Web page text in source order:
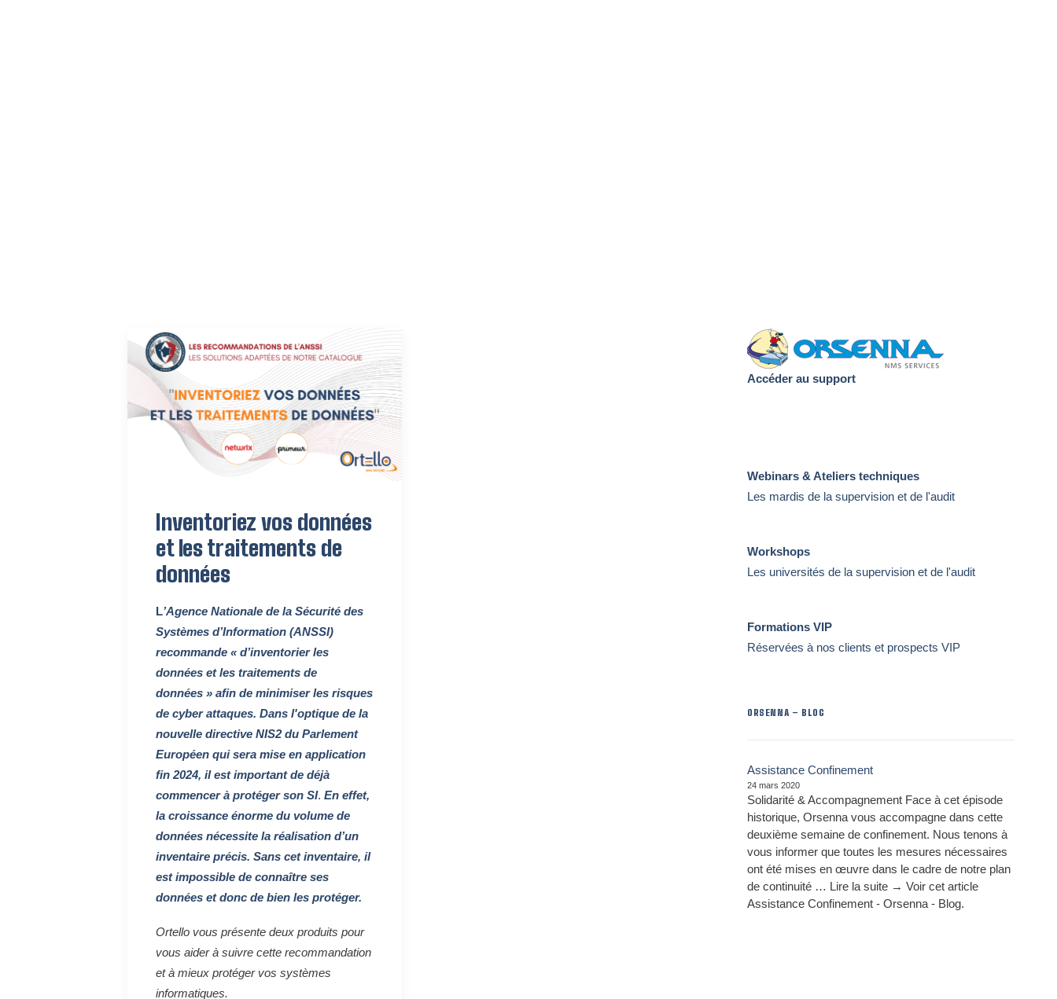
Inventoriez vos données
et les traitements de
données
L’Agence Nationale de la Sécurité des
Systèmes d’Information (ANSSI)
recommande « d’inventorier les
données et les traitements de
données » afin de minimiser les risques
de cyber attaques. Dans l'optique de la
nouvelle directive NIS2 du Parlement
Européen qui sera mise en application
fin 2024, il est important de déjà
commencer à protéger son SI. En effet,
la croissance énorme du volume de
données nécessite la réalisation d’un
inventaire précis. Sans cet inventaire, il
est impossible de connaître ses
données et donc de bien les protéger.
Ortello vous présente deux produits pour
vous aider à suivre cette recommandation
et à mieux protéger vos systèmes
informatiques.
Accéder au support
Webinars & Ateliers techniques
Les mardis de la supervision et de l'audit
Workshops
Les universités de la supervision et de l'audit
Formations VIP
Réservées à nos clients et prospects VIP
ORSENNA – BLOG
Assistance Confinement
24 mars 2020
Solidarité & Accompagnement Face à cet épisode
historique, Orsenna vous accompagne dans cette
deuxième semaine de confinement. Nous tenons à
vous informer que toutes les mesures nécessaires
ont été mises en œuvre dans le cadre de notre plan
de continuité … Lire la suite → Voir cet article
Assistance Confinement - Orsenna - Blog.